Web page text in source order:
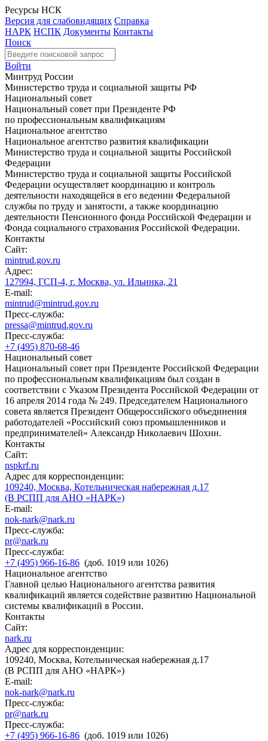
Ресурсы НСК
Версия для слабовидящих Справка
НАРК НСПК Документы Контакты
Поиск
Войти
Минтруд России
Министерство труда и социальной защиты РФ
Национальный совет
Национальный совет при Президенте РФ
по профессиональным квалификациям
Национальное агентство
Национальное агентство развития квалификации
Министерство труда и социальной защиты Российской
Федерации
Министерство труда и социальной защиты Российской
Федерации осуществляет координацию и контроль
деятельности находящейся в его ведении Федеральной
службы по труду и занятости, а также координацию
деятельности Пенсионного фонда Российской Федерации и
Фонда социального страхования Российской Федерации.
Контакты
Сайт:
mintrud.gov.ru
Адрес:
127994, ГСП-4, г. Москва, ул. Ильинка, 21
E-mail:
mintrud@mintrud.gov.ru
Пресс-служба:
pressa@mintrud.gov.ru
Пресс-служба:
+7 (495) 870-68-46
Национальный совет
Национальный совет при Президенте Российской Федерации
по профессиональным квалификациям был создан в
соответствии с Указом Президента Российской Федерации от
16 апреля 2014 года № 249. Председателем Национального
совета является Президент Общероссийского объединения
работодателей «Российский союз промышленников и
предпринимателей» Александр Николаевич Шохин.
Контакты
Сайт:
nspkrf.ru
Адрес для корреспонденции:
109240, Москва, Котельническая набережная д.17
(В РСПП для АНО «НАРК»)
E-mail:
nok-nark@nark.ru
Пресс-служба:
pr@nark.ru
Пресс-служба:
+7 (495) 966-16-86 (доб. 1019 или 1026)
Национальное агентство
Главной целью Национального агентства развития
квалификаций является содействие развитию Национальной
системы квалификаций в России.
Контакты
Сайт:
nark.ru
Адрес для корреспонденции:
109240, Москва, Котельническая набережная д.17
(В РСПП для АНО «НАРК»)
E-mail:
nok-nark@nark.ru
Пресс-служба:
pr@nark.ru
Пресс-служба:
+7 (495) 966-16-86 (доб. 1019 или 1026)